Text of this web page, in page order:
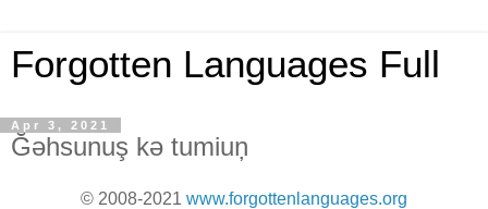
Forgotten Languages Full
Apr 3, 2021
Ğəhsunuş kə tumiuņ
© 2008-2021 www.forgottenlanguages.org